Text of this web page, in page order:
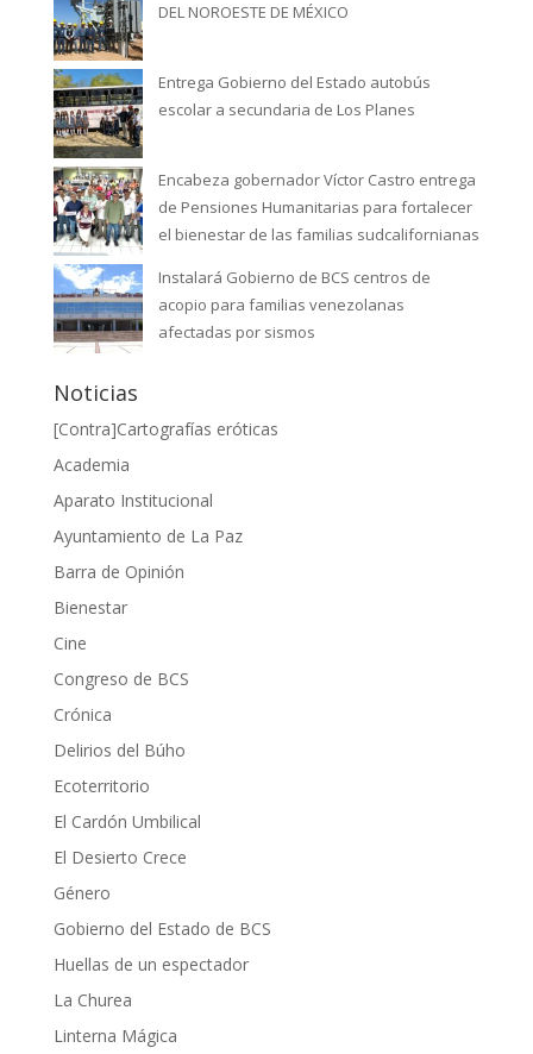
DEL NOROESTE DE MÉXICO
Entrega Gobierno del Estado autobús
escolar a secundaria de Los Planes
Encabeza gobernador Víctor Castro entrega
de Pensiones Humanitarias para fortalecer
el bienestar de las familias sudcalifornianas
Instalará Gobierno de BCS centros de
acopio para familias venezolanas
afectadas por sismos
Noticias
[Contra]Cartografías eróticas
Academia
Aparato Institucional
Ayuntamiento de La Paz
Barra de Opinión
Bienestar
Cine
Congreso de BCS
Crónica
Delirios del Búho
Ecoterritorio
El Cardón Umbilical
El Desierto Crece
Género
Gobierno del Estado de BCS
Huellas de un espectador
La Churea
Linterna Mágica